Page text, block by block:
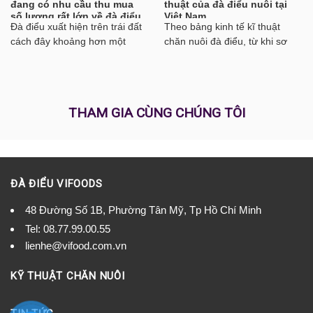
đang có nhu cầu thu mua
số lượng rất lớn về đà điểu
thương phẩm với giá cao
nhất
Đà điểu xuất hiện trên trái đất
cách đây khoảng hơn một
thuật của đà điểu nuôi tại
Việt Nam
Theo bảng kinh tế kĩ thuật
chăn nuôi đà điểu, từ khi sơ
THAM GIA CÙNG CHÚNG TÔI
ĐÀ ĐIỂU VIFOODS
48 Đường Số 1B, Phường Tân Mỹ, Tp Hồ Chí Minh
Tel: 08.77.99.00.55
lienhe@vifood.com.vn
KỸ THUẬT CHĂN NUÔI